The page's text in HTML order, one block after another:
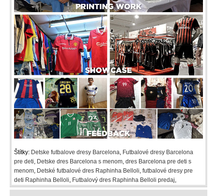
Štítky: Detske futbalove dresy Barcelona Futbalové dresy Barcelona
pre deti Detske dres Barcelona s menom dres Barcelona pre deti s
menom Detské futbalové dres Raphinha Belloli futbalové dresy pre
deti Raphinha Belloli Futbalový dres Raphinha Belloli predaj